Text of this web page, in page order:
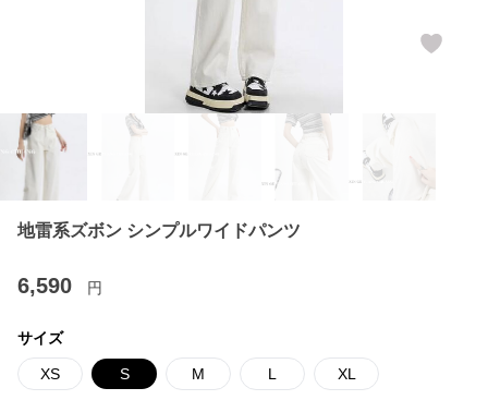
地雷系ズボン シンプルワイドパンツ
6,590 円
サイズ
XS S M L XL